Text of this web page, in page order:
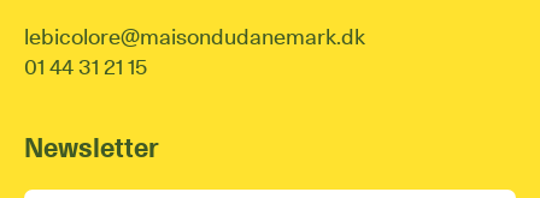
lebicolore@maisondudanemark.dk
01 44 31 21 15
Newsletter